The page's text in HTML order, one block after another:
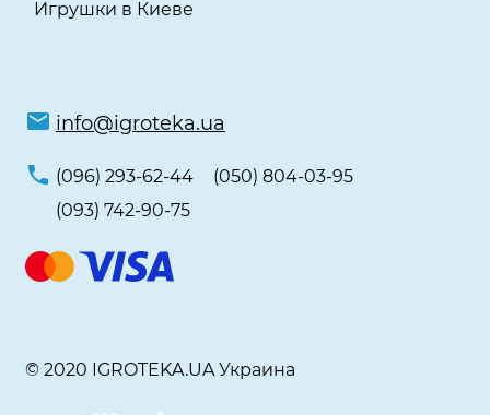
Игрушки в Киеве
info@igroteka.ua
(096) 293-62-44
(050) 804-03-95
(093) 742-90-75
© 2020 IGROTEKA.UA Украина